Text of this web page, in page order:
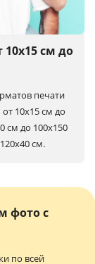
см до
печати
10х15 см до
см до 100x150
см.
фото с
по всей